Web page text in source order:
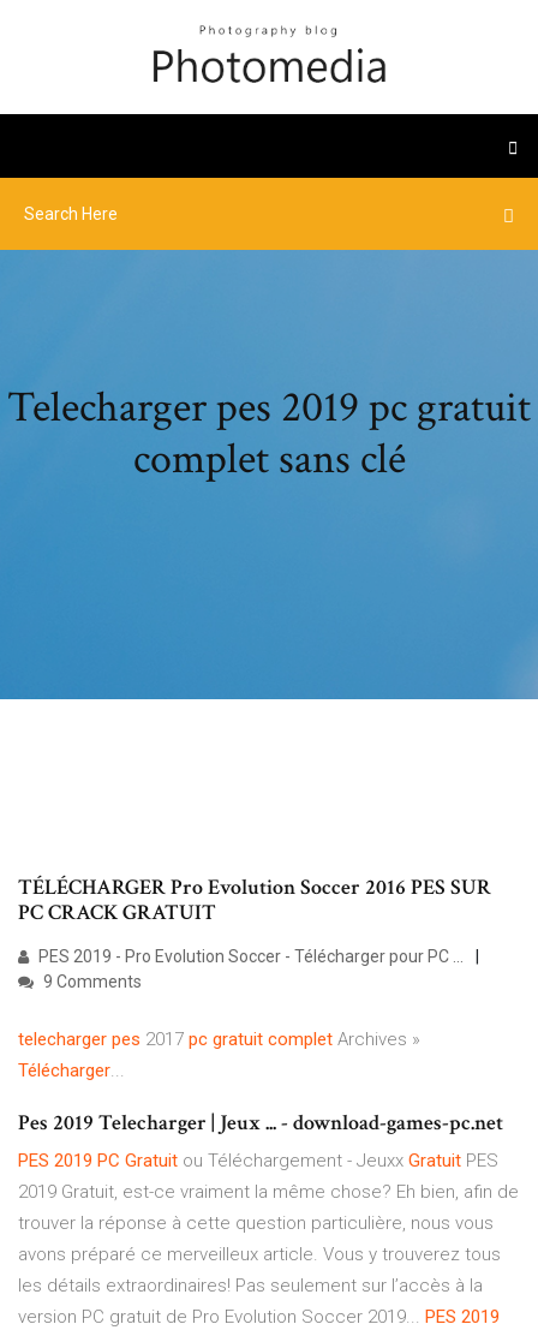
Telecharger pes 2019 pc gratuit
complet sans clé
TÉLÉCHARGER Pro Evolution Soccer 2016 PES SUR
PC CRACK GRATUIT
PES 2019 - Pro Evolution Soccer - Télécharger pour PC ...
9 Comments
telecharger pes 2017 pc gratuit complet Archives »
Télécharger...
Pes 2019 Telecharger | Jeux ... - download-games-pc.net
PES 2019 PC Gratuit ou Téléchargement - Jeuxx Gratuit PES
2019 Gratuit, est-ce vraiment la même chose? Eh bien, afin de
trouver la réponse à cette question particulière, nous vous
avons préparé ce merveilleux article. Vous y trouverez tous
les détails extraordinaires! Pas seulement sur l’accès à la
version PC gratuit de Pro Evolution Soccer 2019... PES 2019